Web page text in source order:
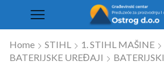
Home STIHL
1. STIHL MAŠINE
BATERIJSKE UREĐAJI